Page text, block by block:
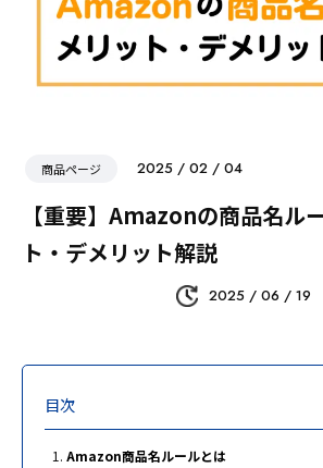
商品ページ 2025 / 02 / 04
【重要】Amazonの商品名ル
ト・デメリット解説
2025 / 06 / 19
目次
Amazon商品名ルールとは